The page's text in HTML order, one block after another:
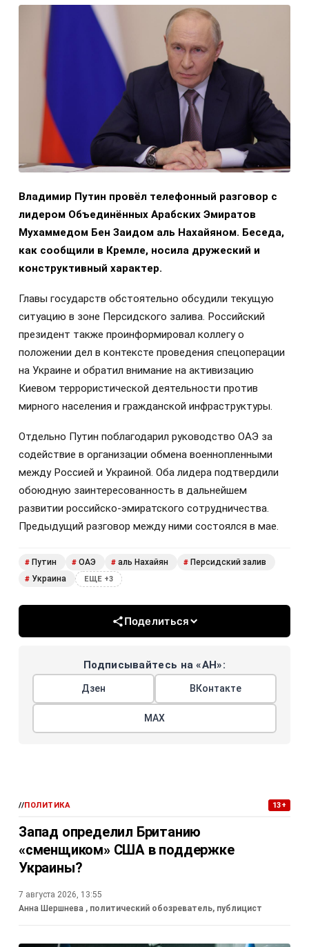
Владимир Путин провёл телефонный разговор с
лидером Объединённых Арабских Эмиратов
Мухаммедом Бен Заидом аль Нахайяном. Беседа,
как сообщили в Кремле, носила дружеский и
конструктивный характер.
Главы государств обстоятельно обсудили текущую
ситуацию в зоне Персидского залива. Российский
президент также проинформировал коллегу о
положении дел в контексте проведения спецоперации
на Украине и обратил внимание на активизацию
Киевом террористической деятельности против
мирного населения и гражданской инфраструктуры.
Отдельно Путин поблагодарил руководство ОАЭ за
содействие в организации обмена военнопленными
между Россией и Украиной. Оба лидера подтвердили
обоюдную заинтересованность в дальнейшем
развитии российско-эмиратского сотрудничества.
Предыдущий разговор между ними состоялся в мае.
# Путин # ОАЭ # аль Нахайян # Персидский залив
# Украина ЕЩЕ +3
Поделиться
Подписывайтесь на «АН»:
Дзен ВКонтакте
МАХ
//ПОЛИТИКА 13+
Запад определил Британию
«сменщиком» США в поддержке
Украины?
7 августа 2026, 13:55
Анна Шершнева , политический обозреватель, публицист